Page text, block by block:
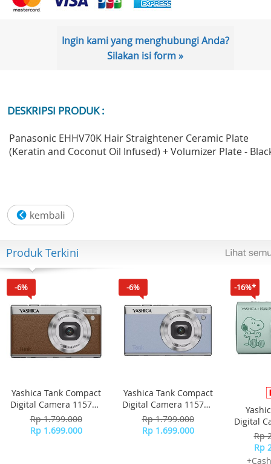
Ingin kami yang menghubungi Anda?
Silakan isi form »
DESKRIPSI PRODUK :
Panasonic EHHV70K Hair Straightener Ceramic Plate
(Keratin and Coconut Oil Infused) + Volumizer Plate -
Produk Terkini
-6%
Yashica Tank Compact
Digital Camera 115755
- Brown
Rp 1.799.000
Rp 1.699.000
-6%
Yashica Tank Compact
Digital Camera 115756
- Sky Blue
Rp 1.799.000
Rp 1.699.000
-16%*
Digital
Rp
Rp